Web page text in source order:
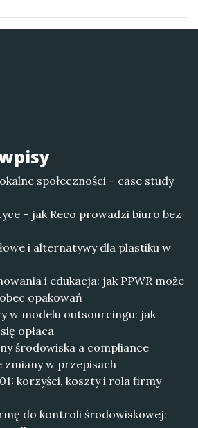
społeczności – case study
– jak Reco prowadzi biuro bez
i alternatywy dla plastiku w
i edukacja: jak PPWR może
opakowań
w modelu outsourcingu: jak
opłaca
środowiska a compliance
zmiany w przepisach
korzyści, koszty i rola firmy
do kontroli środowiskowej: